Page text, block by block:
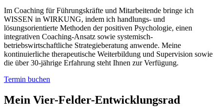
Im Coaching für Führungskräfte und Mitarbeitende bringe ich
WISSEN in WIRKUNG, indem ich handlungs- und
lösungsorientierte Methoden der positiven Psychologie, einen
integrativen Coaching-Ansatz sowie systemisch-
betriebswirtschaftliche Strategieberatung anwende. Meine
kontinuierliche therapeutische Weiterbildung und Supervision sowie
die über 30-jährige Erfahrung steht Ihnen zur Verfügung.
Termin buchen
Mein Vier-Felder-Entwicklungsrad